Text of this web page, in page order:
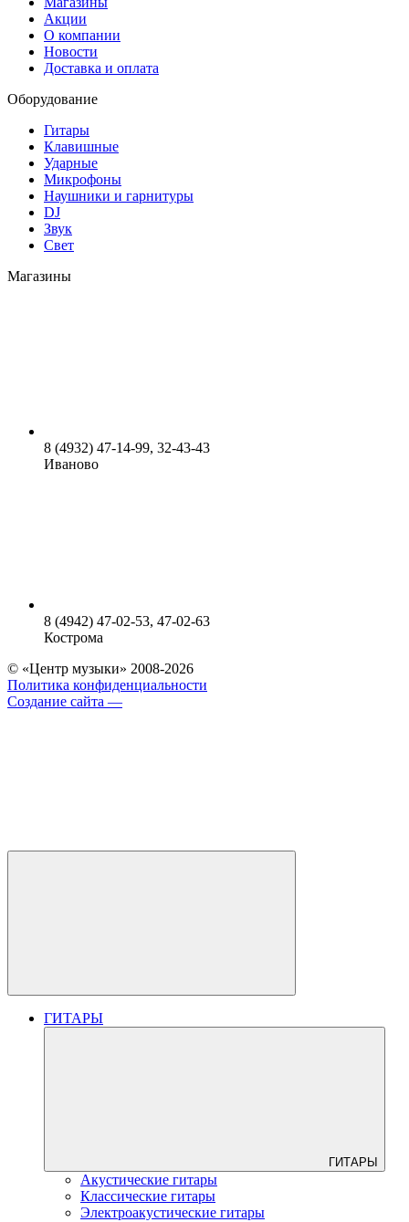
Акции
О компании
Новости
Доставка и оплата
Оборудование
Гитары
Клавишные
Ударные
Микрофоны
Наушники и гарнитуры
DJ
Звук
Свет
Магазины
8 (4932) 47-14-99, 32-43-43
Иваново
8 (4942) 47-02-53, 47-02-63
Кострома
© «Центр музыки» 2008-2026
Политика конфиденциальности
Создание сайта —
ГИТАРЫ
ГИТАРЫ
Акустические гитары
Классические гитары
Электроакустические гитары